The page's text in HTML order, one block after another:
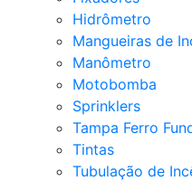
Hidrômetro
Mangueiras de
Manômetro
Motobomba
Sprinklers
Tampa Ferro
Tintas
Tubulação de